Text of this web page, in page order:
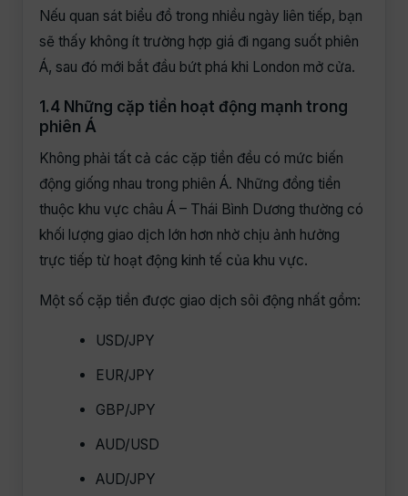
Nếu quan sát biểu đồ trong nhiều ngày liên tiếp, bạn
sẽ thấy không ít trường hợp giá đi ngang suốt phiên
Á, sau đó mới bắt đầu bứt phá khi London mở cửa.
1.4 Những cặp tiền hoạt động mạnh trong
phiên Á
Không phải tất cả các cặp tiền đều có mức biến
động giống nhau trong phiên Á. Những đồng tiền
thuộc khu vực châu Á – Thái Bình Dương thường có
khối lượng giao dịch lớn hơn nhờ chịu ảnh hưởng
trực tiếp từ hoạt động kinh tế của khu vực.
Một số cặp tiền được giao dịch sôi động nhất gồm:
USD/JPY
EUR/JPY
GBP/JPY
AUD/USD
AUD/JPY